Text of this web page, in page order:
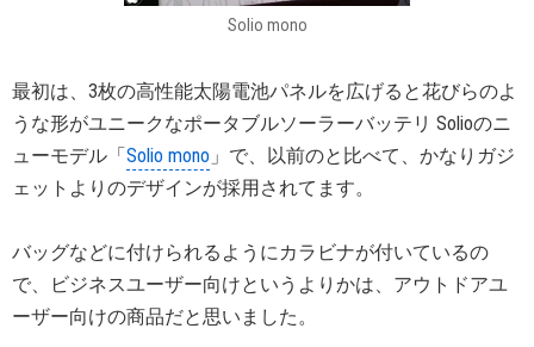
Solio mono
最初は、3枚の高性能太陽電池パネルを広げると花びらのよ
うな形がユニークなポータブルソーラーバッテリ Solioのニ
ューモデル「Solio mono 」で、以前のと比べて、かなりガジ
ェットよりのデザインが採用されてます。
バッグなどに付けられるようにカラビナが付いているの
で、ビジネスユーザー向けというよりかは、アウトドアユ
ーザー向けの商品だと思いました。